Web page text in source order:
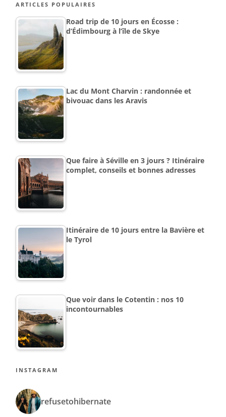
ARTICLES POPULAIRES
Road trip de 10 jours en Écosse :
d’Édimbourg à l’île de Skye
Lac du Mont Charvin : randonnée et
bivouac dans les Aravis
Que faire à Séville en 3 jours ? Itinéraire
complet, conseils et bonnes adresses
Itinéraire de 10 jours entre la Bavière et
le Tyrol
Que voir dans le Cotentin : nos 10
incontournables
INSTAGRAM
refusetohibernate